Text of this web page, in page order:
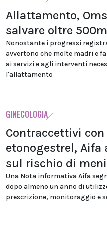
Allattamento,
salvare oltre
Nonostante i progressi
avvertono che molte madri e
ai servizi e agli interventi
l'allattamento
GINECOLOGIA
Contraccettivi
etonogestrel,
sul rischio di
Una Nota informativa Aifa
dopo almeno un anno di
prescrizione, monitoraggio e